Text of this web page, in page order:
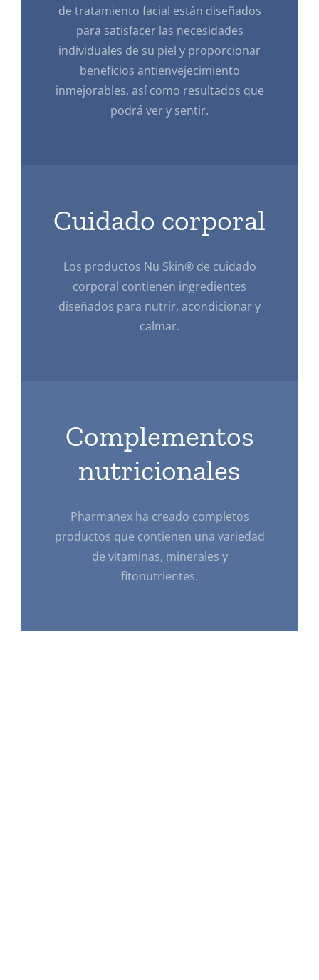
de tratamiento facial están diseñados
para satisfacer las necesidades
individuales de su piel y proporcionar
beneficios antienvejecimiento
inmejorables, así como resultados que
podrá ver y sentir.
Cuidado corporal
Los productos Nu Skin® de cuidado
corporal contienen ingredientes
diseñados para nutrir, acondicionar y
calmar.
Complementos
nutricionales
Pharmanex ha creado completos
productos que contienen una variedad
de vitaminas, minerales y
fitonutrientes.